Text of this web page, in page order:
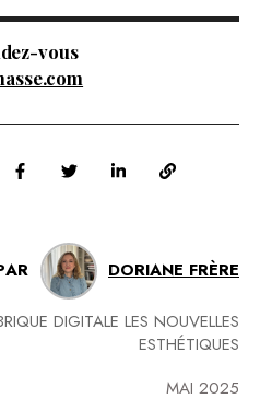
vous
DORIANE FRÈRE
DIGITALE LES NOUVELLES
ESTHÉTIQUES
MAI 2025